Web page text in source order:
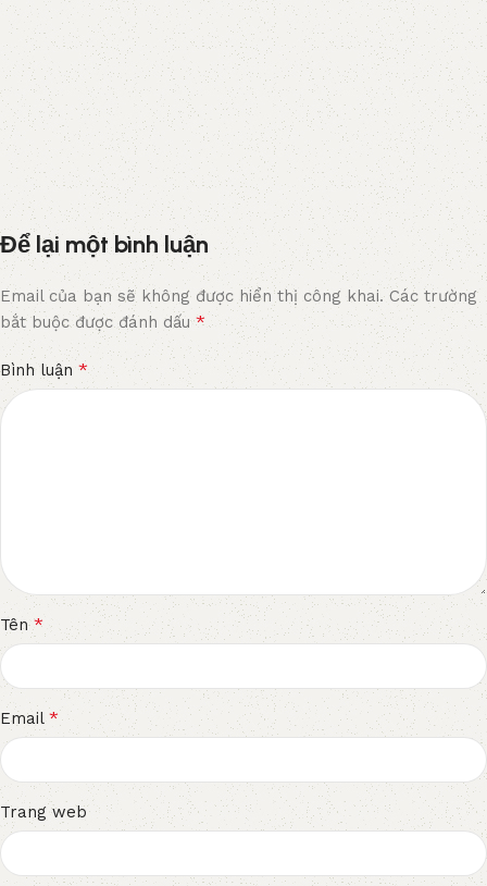
Để lại một bình luận
Email của bạn sẽ không được hiển thị công khai. Các trường
bắt buộc được đánh dấu*
Bình luận *
Tên*
Email *
Trang web